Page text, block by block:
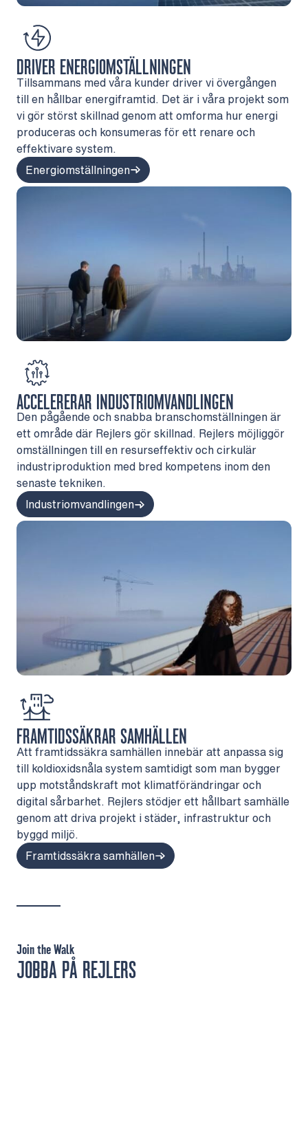
DRIVER ENERGIOMSTÄLLNINGEN
Tillsammans med våra kunder driver vi övergången
till en hållbar energiframtid. Det är i våra projekt som
vi gör störst skillnad genom att omforma hur energi
produceras och konsumeras för ett renare och
effektivare system.
Energiomställningen
ACCELERERAR INDUSTRIOMVANDLINGEN
Den pågående och snabba branschomställningen är
ett område där Rejlers gör skillnad. Rejlers möjliggör
omställningen till en resurseffektiv och cirkulär
industriproduktion med bred kompetens inom den
senaste tekniken.
Industriomvandlingen
FRAMTIDSSÄKRAR SAMHÄLLEN
Att framtidssäkra samhällen innebär att anpassa sig
till koldioxidsnåla system samtidigt som man bygger
upp motståndskraft mot klimatförändringar och
digital sårbarhet. Rejlers stödjer ett hållbart samhälle
genom att driva projekt i städer, infrastruktur och
byggd miljö.
Framtidssäkra samhällen
JOBBA PÅ REJLERS
Join the Walk